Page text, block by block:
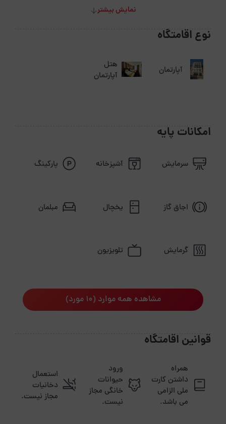
نمایش بیشتر
نوع اقامتگاه
آپارتمان
هتل
آپارتمان
امکانات پایه
سرمایش آشپزخانه پارکینگ
اجاق گاز یخچال مبلمان
گرمایش تلویزیون
مشاهده همه موارد (10 مورد)
قوانین اقامتگاه
همراه
داشتن کارت
ملی الزامی
می باشد.
ورود
حیوانات
خانگی مجاز
نیست.
استعمال
دخانیات
مجاز نیست.